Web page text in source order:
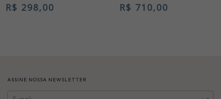
R$ 298,00
TORRES AZUL MÉDIO
R$ 710,00
ASSINE NOSSA NEWSLETTER